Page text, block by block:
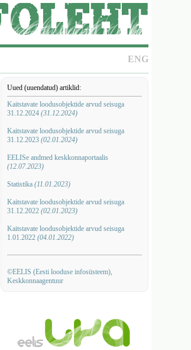
ENG
Uued (uuendatud) artiklid:
Kaitstavate loodusobjektide arvud seisuga
31.12.2024 (31.12.2024)
Kaitstavate loodusobjektide arvud seisuga
31.12.2023 (02.01.2024)
EELISe andmed keskkonnaportaalis
(12.07.2023)
Statistika (11.01.2023)
Kaitstavate loodusobjektide arvud seisuga
31.12.2022 (02.01.2023)
Kaitstavate loodusobjektide arvud seisuga
1.01.2022 (04.01.2022)
©EELIS (Eesti looduse infosüsteem),
Keskkonnaagentuur